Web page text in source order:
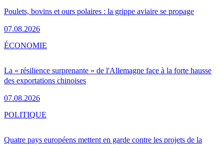
Poulets, bovins et ours polaires : la grippe aviaire se propage
07.08.2026
La « résilience surprenante » de l'Allemagne face à la forte hausse
des exportations chinoises
07.08.2026
ÉCONOMIE
Quatre pays européens mettent en garde contre les projets de la
POLITIQUE